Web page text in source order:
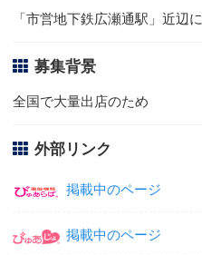
「市営地下鉄広瀬通駅」近辺
募集背景
全国で大量出店のため
外部リンク
掲載中のページ
掲載中のページ